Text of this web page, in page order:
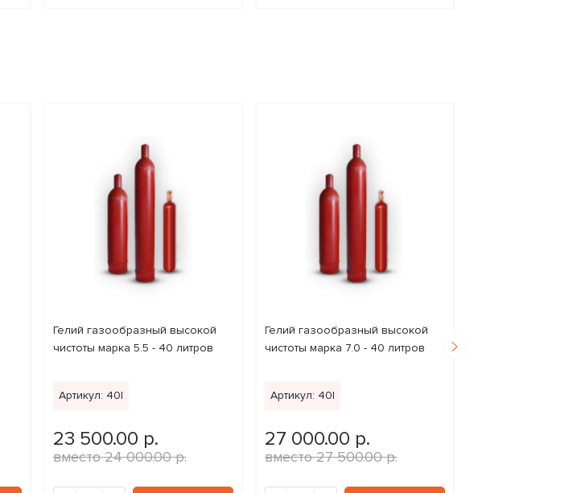
Гелий газообразный высокой
чистоты марка 5.5 - 40 литров
Артикул: 40l
23 500.00 р.
24 000.00 р.
Гелий газообразный высокой
чистоты марка 7.0 - 40 литров
Артикул: 40l
27 000.00 р.
27 500.00 р.